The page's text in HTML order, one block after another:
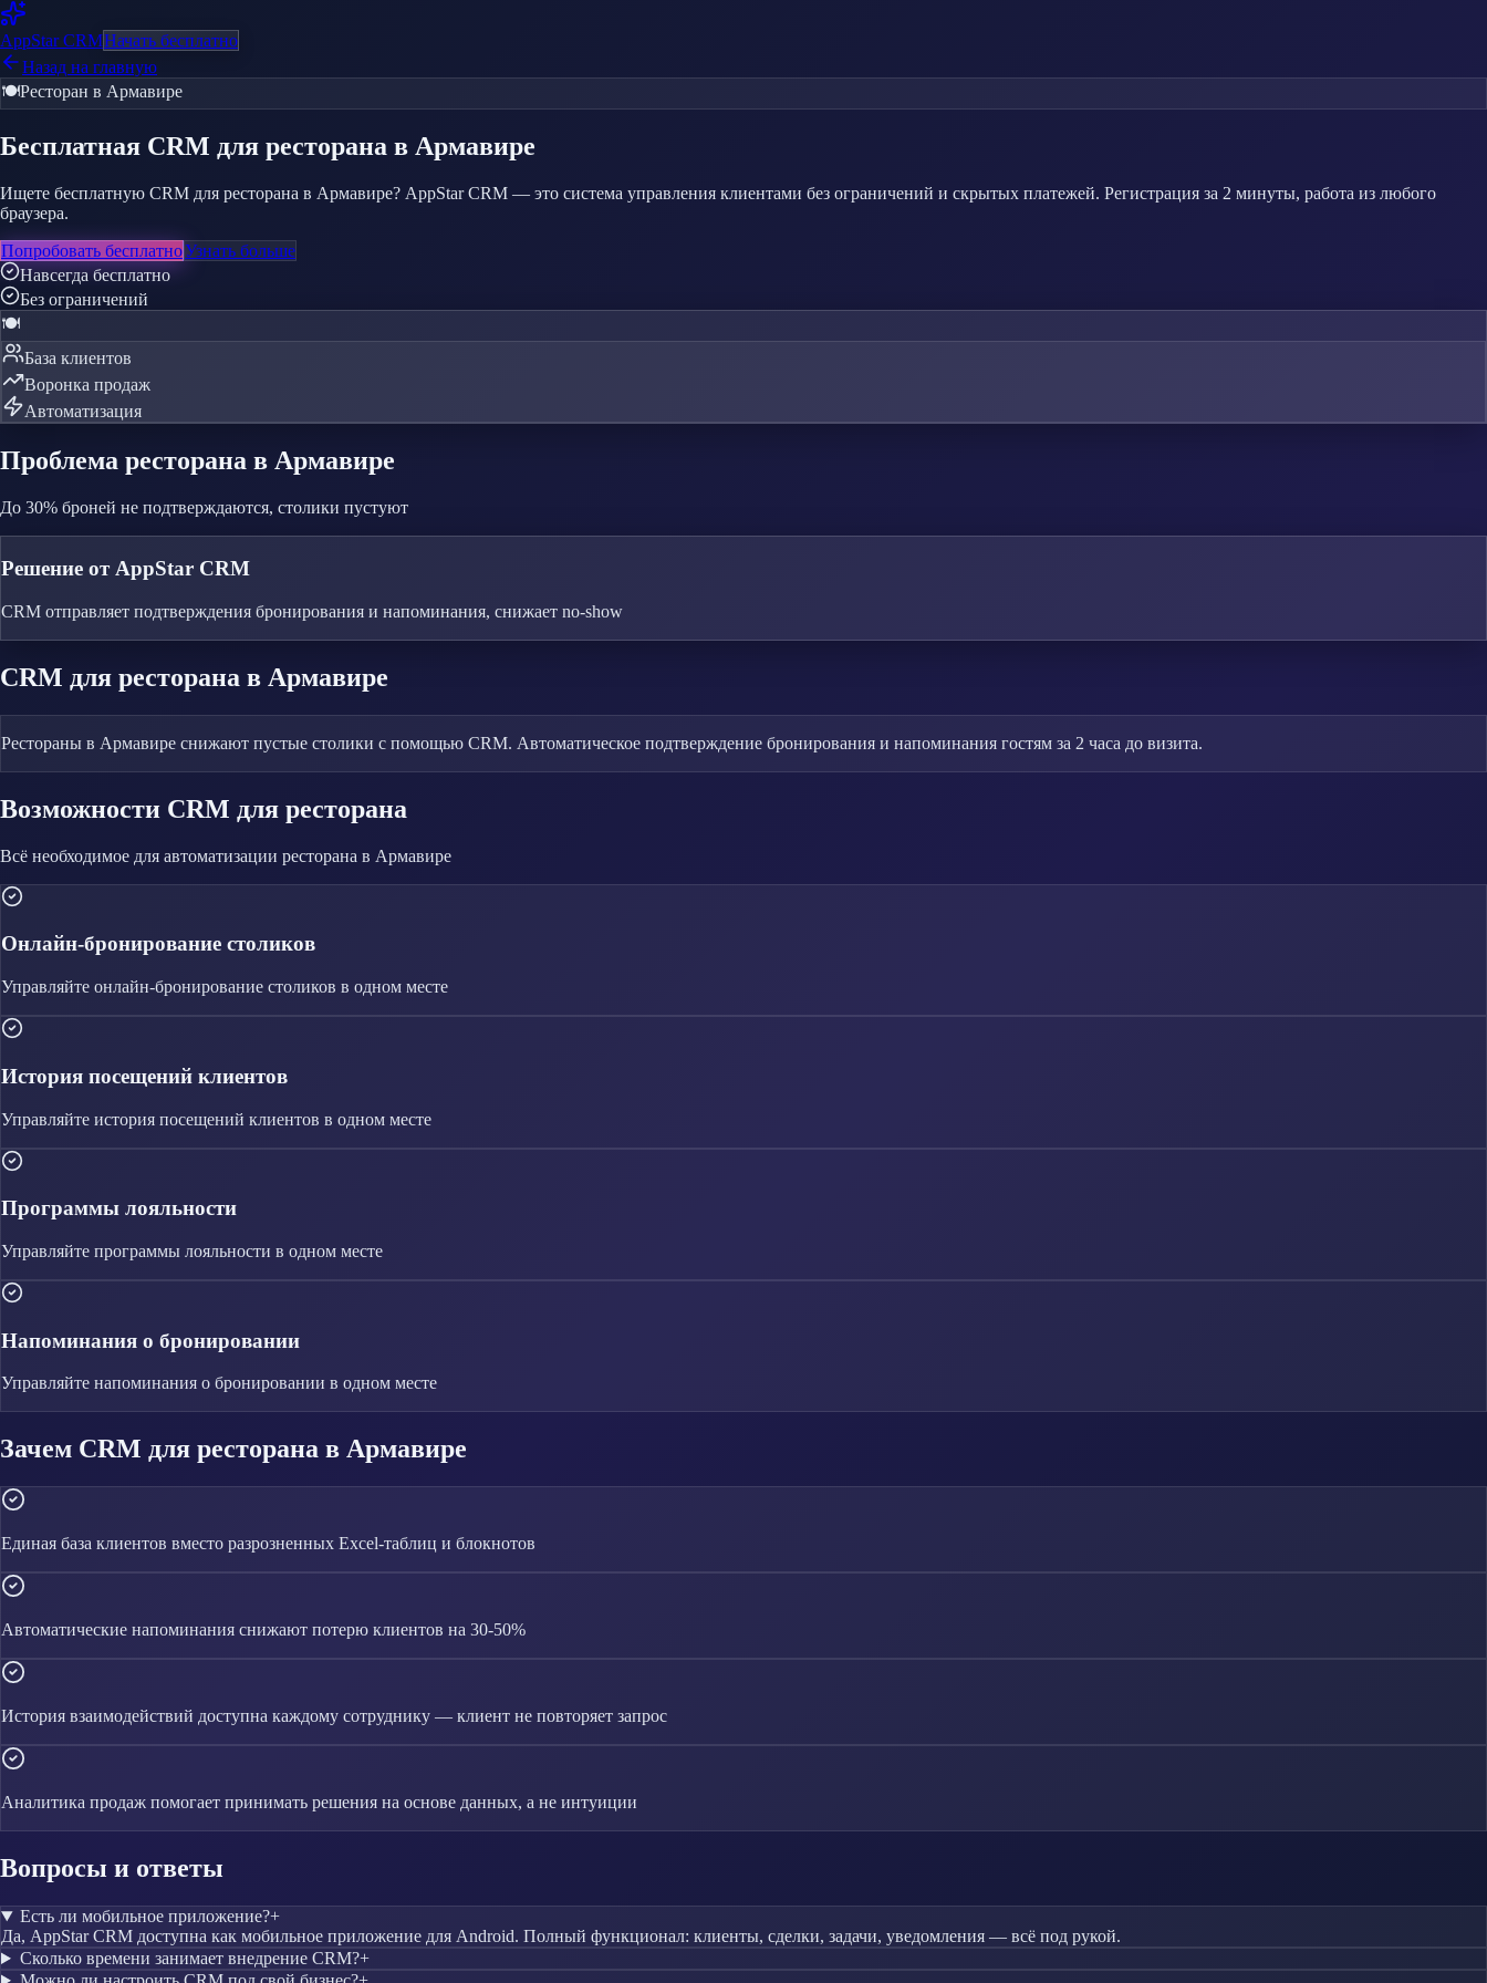
AppStarCRMНачать бесплатно
Назад на главную
🍽️Ресторан в Армавире
Бесплатная CRM для ресторана в Армавире
Ищете бесплатную CRM для ресторана в Армавире? AppStar CRM — это система управления клиентами без ограничений и скрытых платежей. Регистрация за 2 минуты, работа из любого
браузера.
Попробовать бесплатноУзнать больше
Навсегда бесплатно
Без ограничений
🍽️
База клиентов
Воронка продаж
Автоматизация
Проблема ресторана в Армавире
До 30% броней не подтверждаются, столики пустуют
Решение от AppStar CRM
CRM отправляет подтверждения бронирования и напоминания, снижает no-show
CRM для ресторана в Армавире
Рестораны в Армавире снижают пустые столики с помощью CRM. Автоматическое подтверждение бронирования и напоминания гостям за 2 часа до визита.
Возможности CRM для ресторана
Всё необходимое для автоматизации ресторана в Армавире
Онлайн-бронирование столиков
Управляйте онлайн-бронирование столиков в одном месте
История посещений клиентов
Управляйте история посещений клиентов в одном месте
Программы лояльности
Управляйте программы лояльности в одном месте
Напоминания о бронировании
Управляйте напоминания о бронировании в одном месте
Зачем CRM для ресторана в Армавире
Единая база клиентов вместо разрозненных Excel-таблиц и блокнотов
Автоматические напоминания снижают потерю клиентов на 30-50%
История взаимодействий доступна каждому сотруднику — клиент не повторяет запрос
Аналитика продаж помогает принимать решения на основе данных, а не интуиции
Вопросы и ответы
Есть ли мобильное приложение?+
Да, AppStar CRM доступна как мобильное приложение для Android. Полный функционал: клиенты, сделки, задачи, уведомления — всё под рукой.
Сколько времени занимает внедрение CRM?+